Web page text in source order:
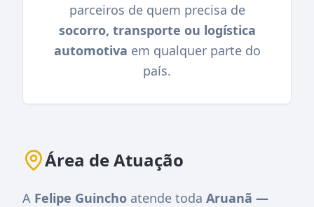
parceiros de quem precisa de
socorro, transporte ou logística
automotiva em qualquer parte do
país.
Área de Atuação
A Felipe Guincho atende toda Aruanã —